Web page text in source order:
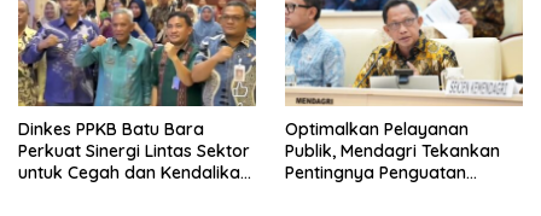
Dinkes PPKB Batu Bara
Perkuat Sinergi Lintas Sektor
untuk Cegah dan Kendalikan
Optimalkan Pelayanan
Publik, Mendagri Tekankan
Pentingnya Penguatan